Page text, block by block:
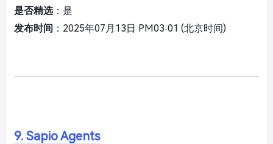
是否精选：是
发布时间 ：2025年07月13日 PM03:01 (北京时间)
9. Sapio Agents